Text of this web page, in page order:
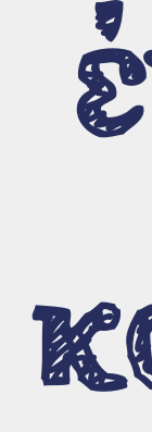
Για